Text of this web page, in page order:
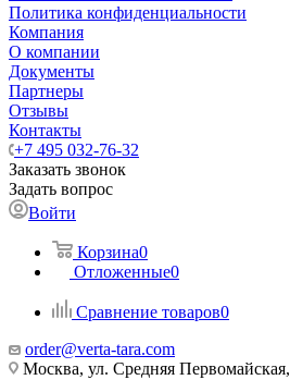
Политика конфиденциальности
Компания
О компании
Документы
Партнеры
Отзывы
Контакты
+7 495 032-76-32
Заказать звонок
Задать вопрос
Войти
Корзина0
Отложенные0
Сравнение товаров0
order@verta-tara.com
Москва, ул. Средняя Первомайская,